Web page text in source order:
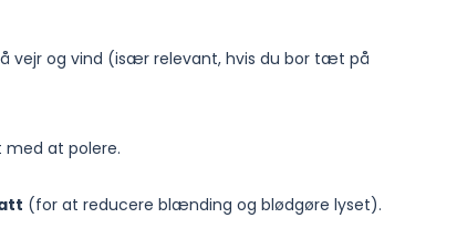
vejr og vind (især relevant, hvis du bor tæt på
med at polere.
(for at reducere blænding og blødgøre lyset).